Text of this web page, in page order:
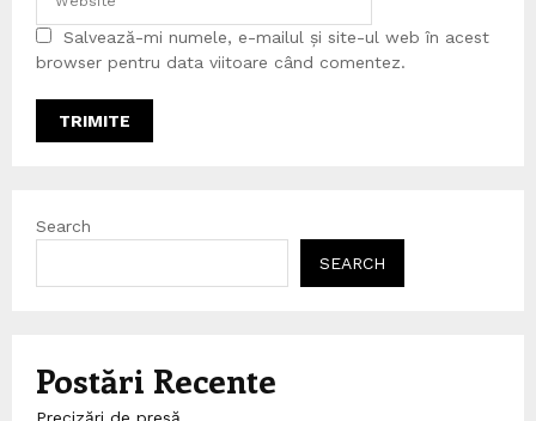
Salvează-mi numele, e-mailul și site-ul web în acest
browser pentru data viitoare când comentez.
Search
SEARCH
Postări Recente